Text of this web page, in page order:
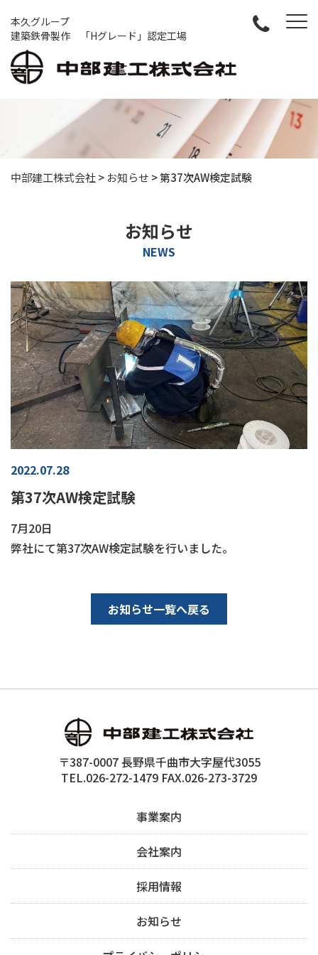
本久グループ
建築鉄骨製作 「Hグレード」認定工場
中部建工株式会社> お知らせ >第37次AW検定試験
お知らせ
NEWS
2022.07.28
第37次AW検定試験
7月20日
弊社にて第37次AW検定試験を行いました。
お知らせ一覧へ戻る
〒387-0007 長野県千曲市大字屋代3055
TEL.026-272-1479 FAX.026-273-3729
事業案内
会社案内
採用情報
お知らせ